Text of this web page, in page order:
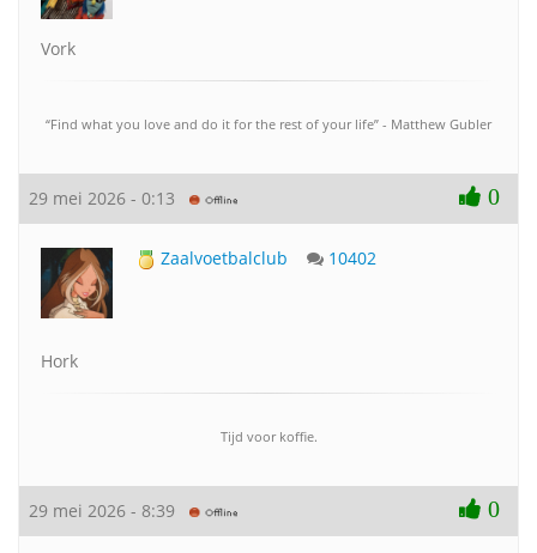
Vork
“Find what you love and do it for the rest of your life” - Matthew Gubler
29 mei 2026 - 0:13 0
Zaalvoetbalclub 10402
Hork
Tijd voor koffie.
29 mei 2026 - 8:39 0